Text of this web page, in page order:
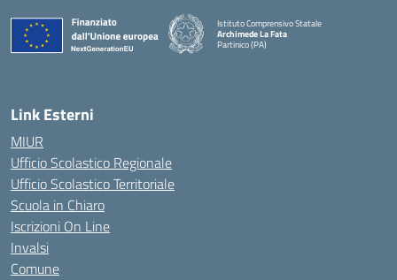
Istituto Comprensivo Statale
Archimede La Fata
Partinico (PA)
Link Esterni
MIUR
Ufficio Scolastico Regionale
Ufficio Scolastico Territoriale
Scuola in Chiaro
Iscrizioni On Line
Invalsi
Comune